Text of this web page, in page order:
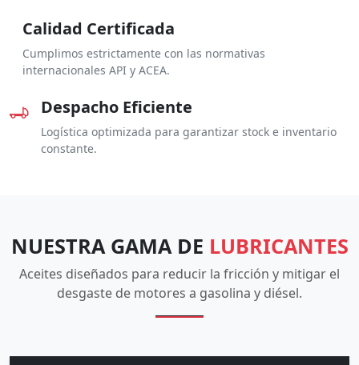
Calidad Certificada
Cumplimos estrictamente con las normativas
internacionales API y ACEA.
Despacho Eficiente
Logística optimizada para garantizar stock e inventario
constante.
NUESTRA GAMA DE LUBRICANTES
Aceites diseñados para reducir la fricción y mitigar el
desgaste de motores a gasolina y diésel.